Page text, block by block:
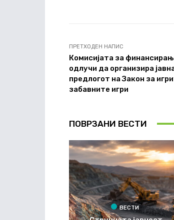
ПРЕТХОДЕН НАПИС
Комисијата за
одлучи да организира
предлогот на Закон за
забавните игри
ПОВРЗАНИ ВЕСТИ
ВЕСТИ